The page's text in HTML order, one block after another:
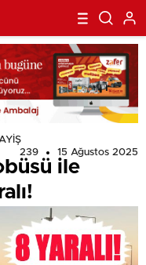
239
15 Ağustos 2025
ile